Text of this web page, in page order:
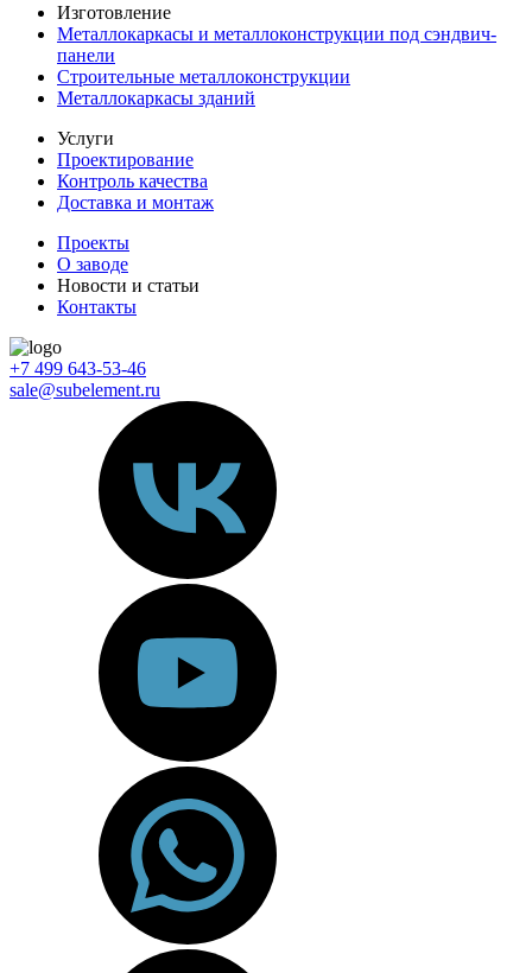
Изготовление
Металлокаркасы и металлоконструкции под сэндвич-
панели
Строительные металлоконструкции
Металлокаркасы зданий
Услуги
Проектирование
Контроль качества
Доставка и монтаж
Проекты
О заводе
Новости и статьи
Контакты
+7 499 643-53-46
sale@subelement.ru